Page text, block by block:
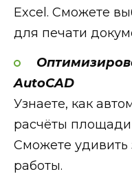
Excel. Сможете
для печати
AutoCAD
Узнаете, как
расчёты площади
Сможете удивить
работы.